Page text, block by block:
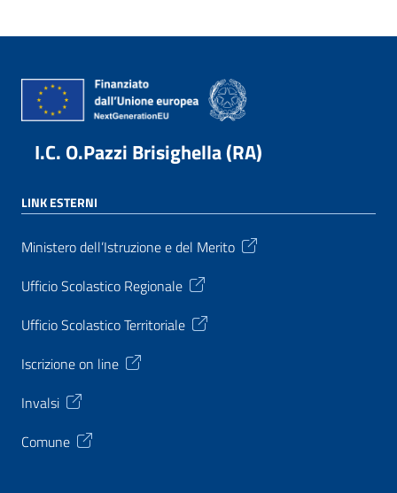
I.C. O.Pazzi Brisighella (RA)
LINK ESTERNI
Ministero dell’Istruzione e del Merito
Ufficio Scolastico Regionale
Ufficio Scolastico Territoriale
Iscrizione on line
Invalsi
Comune